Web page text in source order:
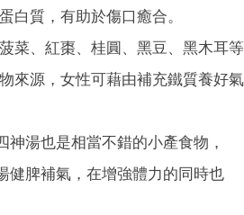
白質，有助於傷口癒合。
菜、紅棗、桂圓、黑豆、黑木耳等
來源，女性可藉由補充鐵質養好氣
神湯也是相當不錯的小產食物，
健脾補氣，在增強體力的同時也